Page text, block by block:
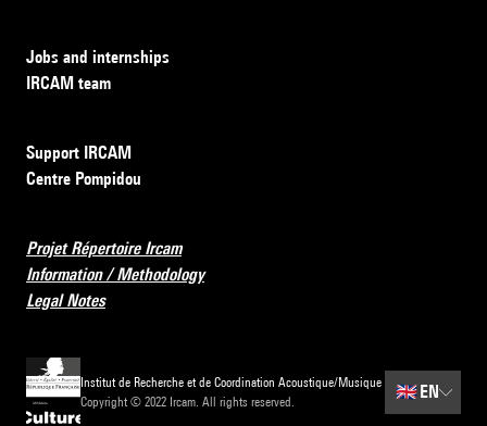
Jobs and internships
IRCAM team
Support IRCAM
Centre Pompidou
Projet Répertoire Ircam
Information / Methodology
Legal Notes
Institut de Recherche et de Coordination Acoustique/Musique
Copyright © 2022 Ircam. All rights reserved.
🇬🇧 EN